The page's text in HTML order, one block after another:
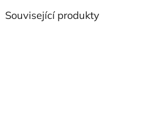
Související produkty